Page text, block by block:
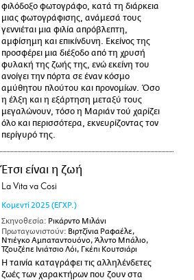
φιλόδοξο φωτογράφο, κατά τη διάρκεια
μιας φωτογράφισης, ανάμεσά τους
γεννιέται μια φιλία απρόβλεπτη,
αμφίσημη και επικίνδυνη. Εκείνος της
προσφέρει μια διέξοδο από τη χρυσή
φυλακή της ζωής της, ενώ εκείνη του
ανοίγει την πόρτα σε έναν κόσμο
αμύθητου πλούτου και προνομίων. Όσο
η έλξη και η εξάρτηση μεταξύ τους
μεγαλώνουν, τόσο η Μαριάν τού χαρίζει
όλο και περισσότερα, εκνευρίζοντας τον
περίγυρό της.
Έτσι είναι η ζωή
La Vita va Cosi
Κομεντί 2025 (ΕΓΧΡ.)
Σκηνοθεσία: Ρικάρντο Μιλάνι
Πρωταγωνιστούν: Βιρτζίνια Ραφαέλε,
Ντιέγκο Αμπαταντουόνο, Άλντο Μπάλιο,
Τζουζέπε Ινιάτσιο Λόι, Γκέπι Κουτσιάρι
Η ταινία καταγράφει τις αλληλένδετες
ζωές των χαρακτήρων που ζουν στα